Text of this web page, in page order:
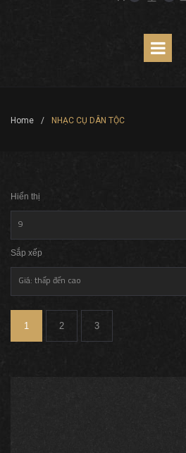
Home / NHẠC CỤ DÂN TỘC
Hiển thị
9
Sắp xếp
Giá: thấp đến cao
1 2 3